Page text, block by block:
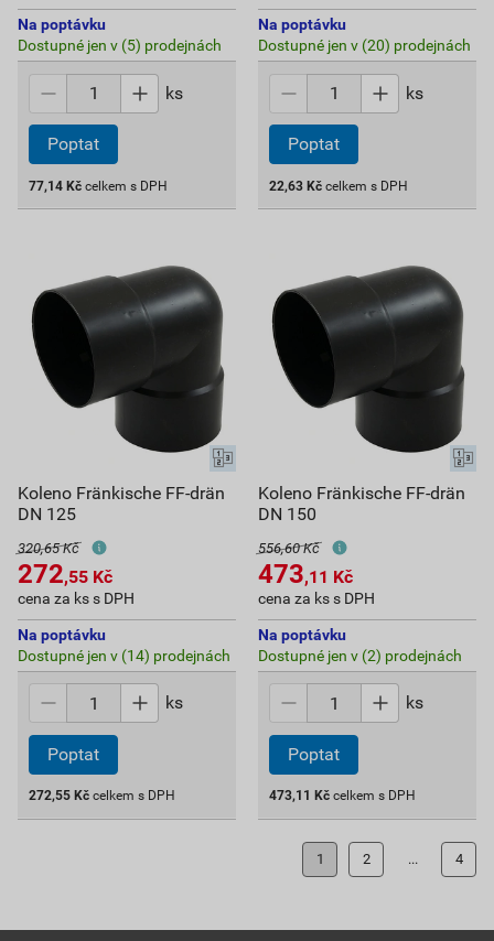
Na poptávku
Dostupné jen v (5) prodejnách
ks
Poptat
77,14 Kč celkem s DPH
Na poptávku
Dostupné jen v (20) prodejnách
ks
Poptat
22,63 Kč celkem s DPH
Koleno Fränkische FF-drän
DN 125
320,65 Kč
272,55 Kč
cena za ks s DPH
Na poptávku
Dostupné jen v (14) prodejnách
ks
Poptat
272,55 Kč celkem s DPH
Koleno Fränkische FF-drän
DN 150
556,60 Kč
473,11 Kč
cena za ks s DPH
Na poptávku
Dostupné jen v (2) prodejnách
ks
Poptat
473,11 Kč celkem s DPH
1 2 ... 4